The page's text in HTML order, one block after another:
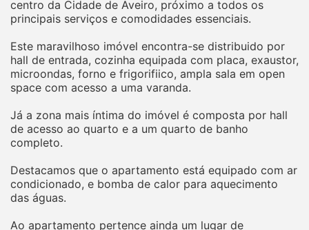
centro da Cidade de Aveiro, próximo a todos os
principais serviços e comodidades essenciais.
Este maravilhoso imóvel encontra-se distribuido por
hall de entrada, cozinha equipada com placa, exaustor,
microondas, forno e frigorifiico, ampla sala em open
space com acesso a uma varanda.
Já a zona mais íntima do imóvel é composta por hall
de acesso ao quarto e a um quarto de banho
completo.
Destacamos que o apartamento está equipado com ar
condicionado, e bomba de calor para aquecimento
das águas.
Ao apartamento pertence ainda um lugar de